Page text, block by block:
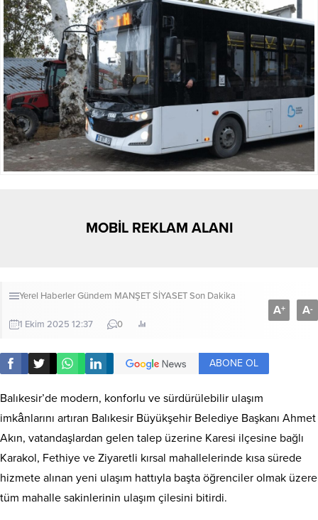
MOBİL REKLAM ALANI
Yerel HaberlerGündem MANŞETSİYASETSon Dakika
1 Ekim 2025 12:37 0
A+ A-
ABONE OL
Balıkesir’de modern, konforlu ve sürdürülebilir ulaşım
imkânlarını artıran Balıkesir Büyükşehir Belediye Başkanı Ahmet
Akın, vatandaşlardan gelen talep üzerine Karesi ilçesine bağlı
Karakol, Fethiye ve Ziyaretli kırsal mahallelerinde kısa sürede
hizmete alınan yeni ulaşım hattıyla başta öğrenciler olmak üzere
tüm mahalle sakinlerinin ulaşım çilesini bitirdi.